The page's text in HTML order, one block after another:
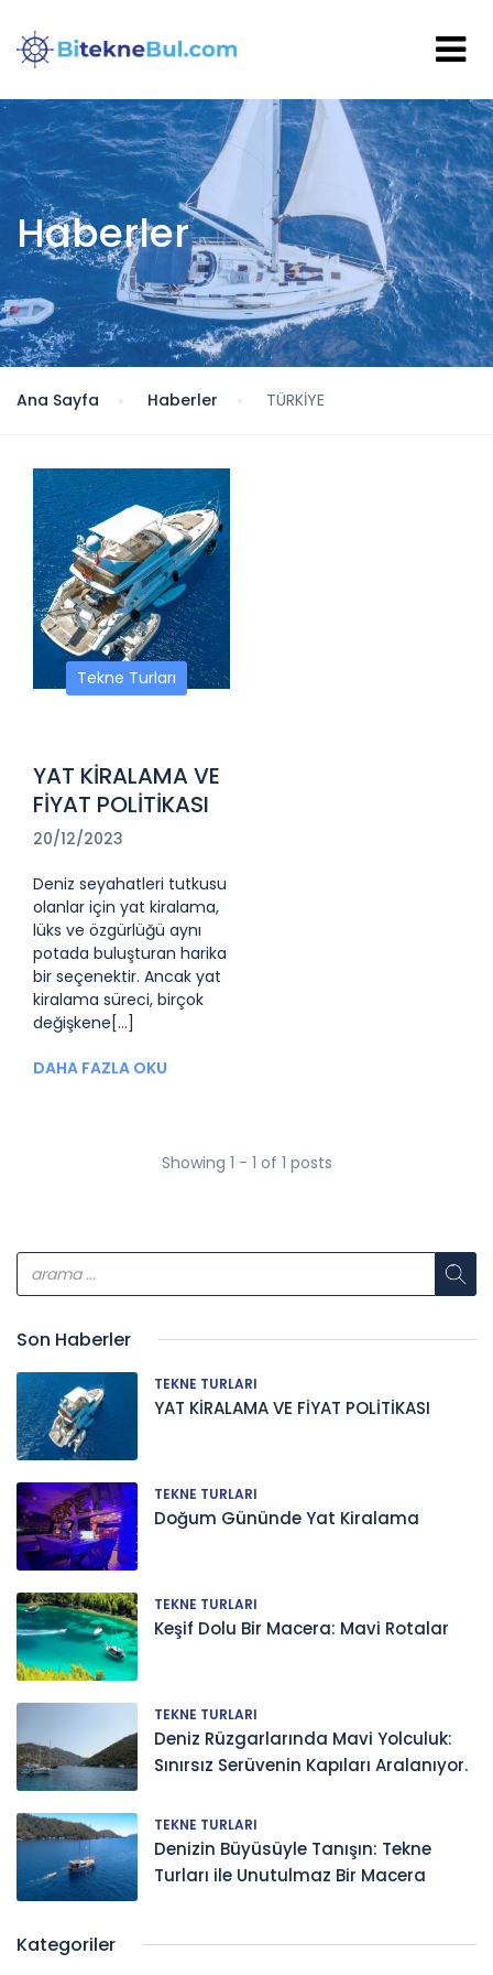
Haberler
Ana Sayfa Haberler TÜRKİYE
Tekne Turları
YAT KİRALAMA VE
FİYAT POLİTİKASI
20/12/2023
Deniz seyahatleri tutkusu
olanlar için yat kiralama,
lüks ve özgürlüğü aynı
potada buluşturan harika
bir seçenektir. Ancak yat
kiralama süreci, birçok
değişkene[...]
DAHA FAZLA OKU
Showing 1 - 1 of 1 posts
Son Haberler
TEKNE TURLARI
YAT KİRALAMA VE FİYAT POLİTİKASI
TEKNE TURLARI
Doğum Gününde Yat Kiralama
TEKNE TURLARI
Keşif Dolu Bir Macera: Mavi Rotalar
TEKNE TURLARI
Deniz Rüzgarlarında Mavi Yolculuk:
Sınırsız Serüvenin Kapıları Aralanıyor.
TEKNE TURLARI
Denizin Büyüsüyle Tanışın: Tekne
Turları ile Unutulmaz Bir Macera
Kategoriler